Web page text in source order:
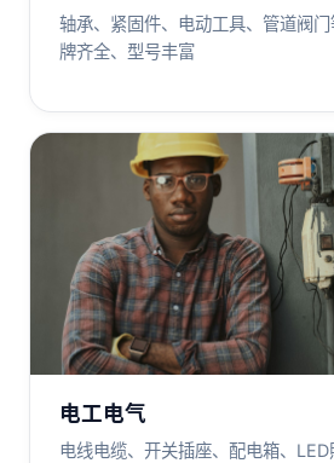
轴承、紧固件、电动工具、管道阀
牌齐全、型号丰富
电工电气
电线电缆、开关插座、配电箱、